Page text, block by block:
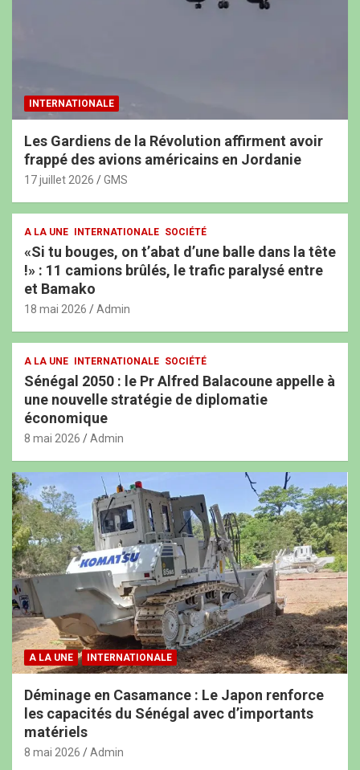
INTERNATIONALE
Les Gardiens de la Révolution affirment avoir
frappé des avions américains en Jordanie
17 juillet 2026 GMS
A LA UNE INTERNATIONALE SOCIÉTÉ
«Si tu bouges, on t’abat d’une balle dans la tête
!» : 11 camions brûlés, le trafic paralysé entre
et Bamako
18 mai 2026 Admin
A LA UNE INTERNATIONALE SOCIÉTÉ
Sénégal 2050 : le Pr Alfred Balacoune appelle à
une nouvelle stratégie de diplomatie
économique
8 mai 2026 Admin
A LA UNE INTERNATIONALE
Déminage en Casamance : Le Japon renforce
les capacités du Sénégal avec d’importants
matériels
8 mai 2026 Admin